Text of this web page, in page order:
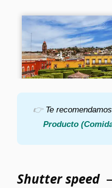
👉 Te
Producto
Shutter speed—